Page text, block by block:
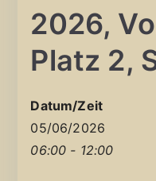
2026,
Platz 2,
Datum/Zeit
05/06/2026
06:00 - 12:00